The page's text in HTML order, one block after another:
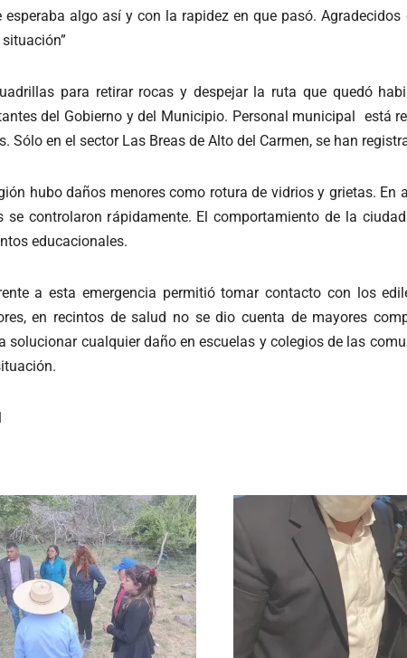
esperaba algo así y con la rapidez en que pasó.
para retirar rocas y despejar la ruta que quedó
del Gobierno y del Municipio. Personal municipal está
Sólo en el sector Las Breas de Alto del Carmen, se han
hubo daños menores como rotura de vidrios y grietas.
se controlaron rápidamente. El comportamiento de la
educacionales.
a esta emergencia permitió tomar contacto con los
en recintos de salud no se dio cuenta de mayores
solucionar cualquier daño en escuelas y colegios de las